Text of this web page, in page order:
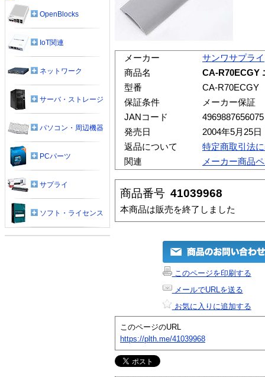
メーカー
サンワサプライ
商品名
CA-R70ECGY
型番
CA-R70ECGY
保証条件
メーカー保証
JANコード
4969887656075
発売日
2004年5月25日
返品について
特定商取引法
関連
メーカー商品
商品番号 41039968
本商品は販売を終了しました
このページを印刷する
メールでURLを送る
お気に入りに追加する
このページのURL
https://plth.me/41039968
OpenBlocks
IoT関連
ネットワーク
サーバ・ストレージ
パソコン・周辺機器
PCパーツ
サプライ
ソフト・ライセンス